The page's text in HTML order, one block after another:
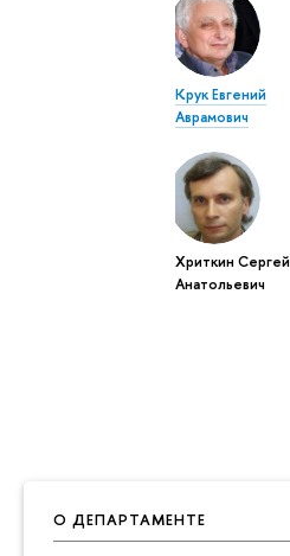
О ДЕПАРТАМЕНТЕ
Крук Евгений
Аврамович
Хриткин Сергей
Анатольевич